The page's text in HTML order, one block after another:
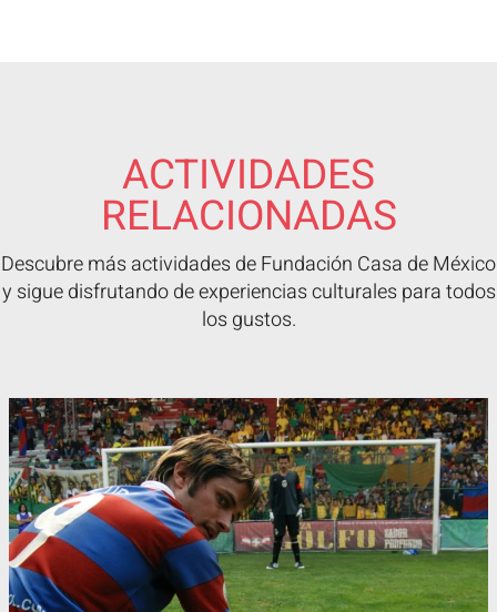
ACTIVIDADES
RELACIONADAS
Descubre más actividades de Fundación Casa de México
y sigue disfrutando de experiencias culturales para todos
los gustos.